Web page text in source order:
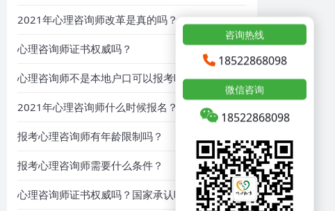
2021年心理咨询师改革是真的吗？
心理咨询师证书权威吗？
心理咨询师不是本地户口可以报考吗？
2021年心理咨询师什么时候报名？
报考心理咨询师有年龄限制吗？
报考心理咨询师需要什么条件？
心理咨询师证书权威吗？国家承认吗？
咨询热线
18522868098
微信咨询
18522868098